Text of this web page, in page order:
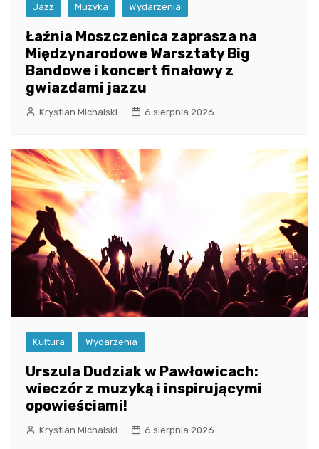
Jazz Muzyka Wydarzenia
Łaźnia Moszczenica zaprasza na
Międzynarodowe Warsztaty Big
Bandowe i koncert finałowy z
gwiazdami jazzu
Krystian Michalski 6 sierpnia 2026
Kultura Wydarzenia
Urszula Dudziak w Pawłowicach:
wieczór z muzyką i inspirującymi
opowieściami!
Krystian Michalski 6 sierpnia 2026